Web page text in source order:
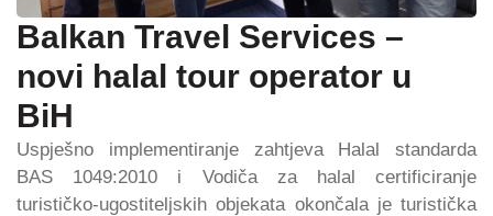
Balkan Travel Services –
novi halal tour operator u
BiH
Uspješno implementiranje zahtjeva Halal standarda
BAS 1049:2010 i Vodiča za halal certificiranje
turističko-ugostiteljskih objekata okončala je turistička